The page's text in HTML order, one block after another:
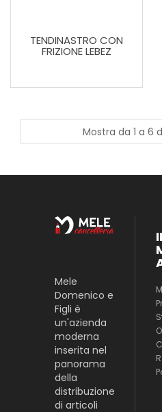
TENDINASTRO CON
FRIZIONE LEBEZ
Mostra da 1 a 6
Mele
Domenico e
Figli è
un'azienda
moderna
inserita nel
panorama
della
distribuzione
di articoli